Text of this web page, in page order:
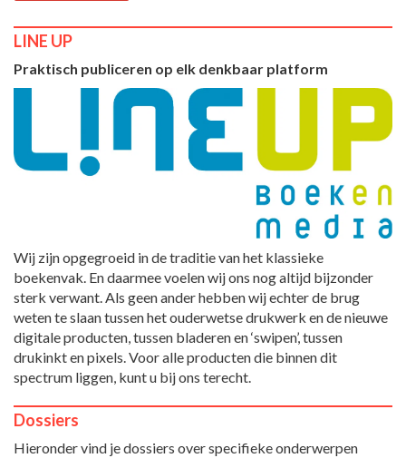
LINE UP
Praktisch publiceren op elk denkbaar platform
Wij zijn opgegroeid in de traditie van het klassieke
boekenvak. En daarmee voelen wij ons nog altijd bijzonder
sterk verwant. Als geen ander hebben wij echter de brug
weten te slaan tussen het ouderwetse drukwerk en de nieuwe
digitale producten, tussen bladeren en ‘swipen’, tussen
drukinkt en pixels. Voor alle producten die binnen dit
spectrum liggen, kunt u bij ons terecht.
Dossiers
Hieronder vind je dossiers over specifieke onderwerpen